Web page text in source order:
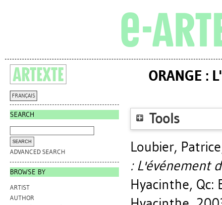
FRANÇAIS
SEARCH
ADVANCED SEARCH
BROWSE BY
ARTIST
AUTHOR
ORANGE :
Tools
Loubier, Patrice
: L'événement
Hyacinthe, Qc: